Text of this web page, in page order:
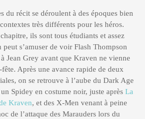
du récit se déroulent à des époques bien
très différents pour les héros.
ils sont tous étudiants et assez
peut s’amuser de voir Flash Thompson
Jean Grey avant que Kraven ne vienne
Après une avance rapide de deux
on se retrouve à l’aube du Dark Age
Spidey en costume noir, juste après La
Kraven, et des X-Men venant à peine
de l’attaque des Marauders lors du